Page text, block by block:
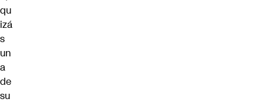
qu
izá
s
un
a
de
su